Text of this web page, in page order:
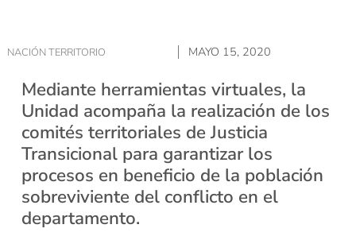
NACIÓN TERRITORIO MAYO 15, 2020
Mediante herramientas virtuales, la
Unidad acompaña la realización de los
comités territoriales de Justicia
Transicional para garantizar los
procesos en beneficio de la población
sobreviviente del conflicto en el
departamento.